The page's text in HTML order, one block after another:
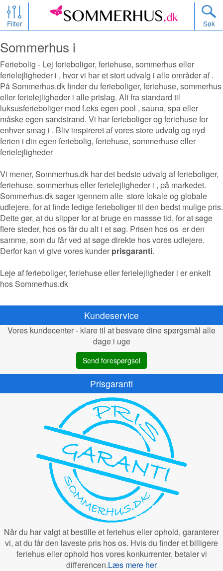
Filter Søk
Sommerhus i
Feriebolig - Lej ferieboliger, feriehuse, sommerhus eller
ferielejligheder i , hvor vi har et stort udvalg i alle områder af .
På Sommerhus.dk finder du ferieboliger, feriehuse, sommerhus
eller ferielejligheder i alle prislag. Alt fra standard til
luksusferieboliger med f.eks egen pool , sauna, spa eller
måske egen sandstrand. Vi har ferieboliger og feriehuse for
enhver smag i . Bliv inspireret af vores store udvalg og nyd
ferien i din egen feriebolig, feriehuse, sommerhuse eller
ferielejligheder
Vi mener, Sommerhus.dk har det bedste udvalg af ferieboliger,
feriehuse, sommerhus eller ferielejligheder i , på markedet.
Sommerhus.dk søger igennem alle store lokale og globale
udlejere, for at finde ledige ferieboliger til den bedst mulige pris.
Dette gør, at du slipper for at bruge en massse tid, for at søge
flere steder, hos os får du alt i et søg. Prisen hos os er den
samme, som du får ved at søge direkte hos vores udlejere.
Derfor kan vi give vores kunder prisgaranti.
Leje af ferieboliger, feriehuse eller ferielejligheder i er enkelt
hos Sommerhus.dk
Kundeservice
Vores kundecenter - klare til at besvare dine spørgsmål alle
dage i uge
Send forespørgsel
Prisgaranti
Når du har valgt at bestille et feriehus eller ophold, garanterer
vi, at du får den laveste pris hos os. Hvis du finder et billigere
feriehus eller ophold hos vores konkurrenter, betaler vi
differencen.Læs mere her